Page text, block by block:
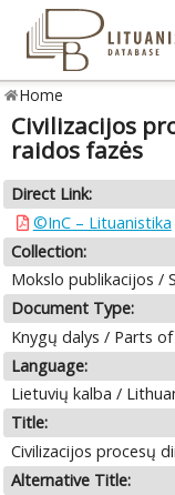
Home
Civilizacijos
raidos fazės
Direct Link:
©InC – Lituanistika
Collection:
Mokslo publikacijos /
Document Type:
Knygų dalys / Parts
Language:
Lietuvių kalba /
Title:
Civilizacijos procesų
Alternative Title: